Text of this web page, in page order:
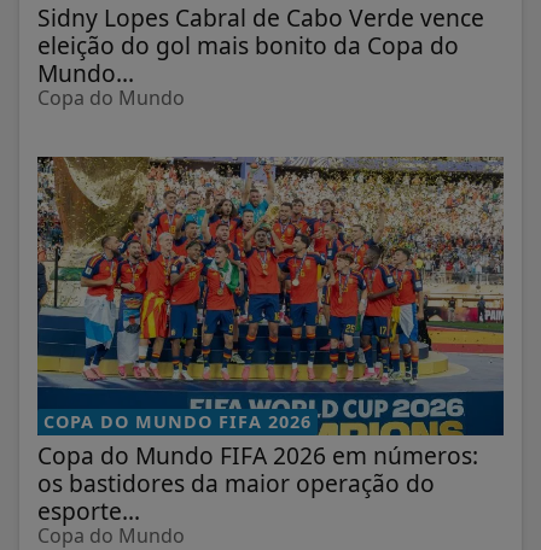
Sidny Lopes Cabral de Cabo Verde vence
eleição do gol mais bonito da Copa do
Mundo...
Copa do Mundo
COPA DO MUNDO FIFA 2026
Copa do Mundo FIFA 2026 em números:
os bastidores da maior operação do
esporte...
Copa do Mundo